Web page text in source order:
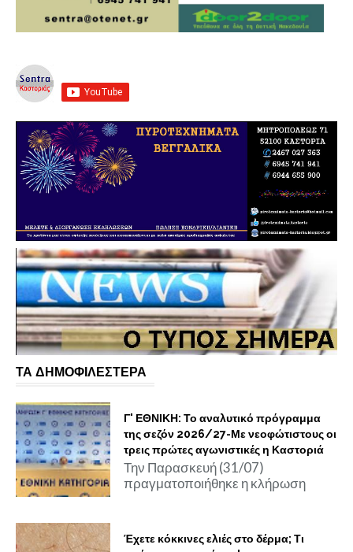
ΤΑ ΔΗΜΟΦΙΛΕΣΤΕΡΑ
Γ' ΕΘΝΙΚΗ: Το αναλυτικό πρόγραμμα
της σεζόν 2026/27-Με νεοφώτιστους οι
τρεις πρώτες αγωνιστικές η Καστοριά
Την Παρασκευή (31/07)
πραγματοποιήθηκε η κλήρωση
Έχετε κόκκινες ελιές στο δέρμα; Τι